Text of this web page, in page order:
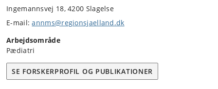
Ingemannsvej 18, 4200 Slagelse
E-mail:annms@regionsjaelland.dk
Arbejdsområde
Pædiatri
SE FORSKERPROFIL OG PUBLIKATIONER